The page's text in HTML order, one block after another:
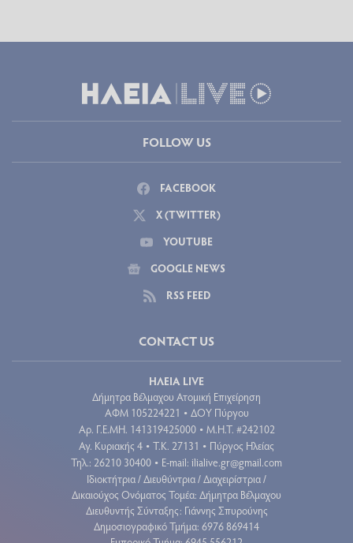
FOLLOW US
FACEBOOK
X (TWITTER)
YOUTUBE
GOOGLE NEWS
RSS FEED
CONTACT US
ΗΛΕΙΑ LIVE
Δήμητρα Βέλμαχου Ατομική Επιχείρηση
ΑΦΜ 105224221 • ΔΟΥ Πύργου
Aρ. Γ.Ε.ΜΗ. 141319425000 • Μ.Η.Τ. #242102
Αγ. Κυριακής 4 • Τ.Κ. 27131 • Πύργος Ηλείας
Τηλ.: 26210 30400 • E-mail: ilialive.gr@gmail.com
Ιδιοκτήτρια / Διευθύντρια / Διαχειρίστρια /
Δικαιούχος Ονόματος Τομέα: Δήμητρα Βέλμαχου
Διευθυντής Σύνταξης: Γιάννης Σπυρούνης
Δημοσιογραφικό Τμήμα: 6976 869414